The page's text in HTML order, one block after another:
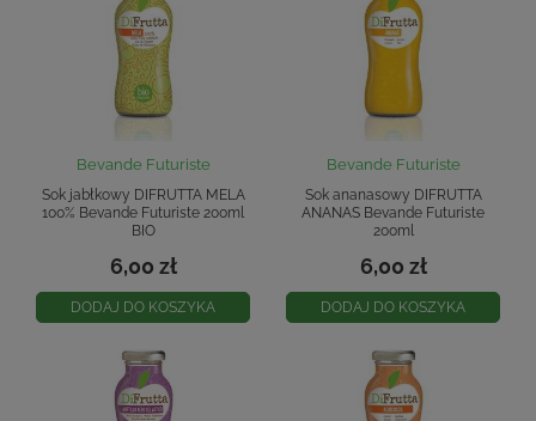
Bevande Futuriste
Sok jabłkowy DIFRUTTA MELA
100% Bevande Futuriste 200ml
BIO
6,00 zł
DODAJ DO KOSZYKA
Bevande Futuriste
Sok ananasowy DIFRUTTA
ANANAS Bevande Futuriste
200ml
6,00 zł
DODAJ DO KOSZYKA